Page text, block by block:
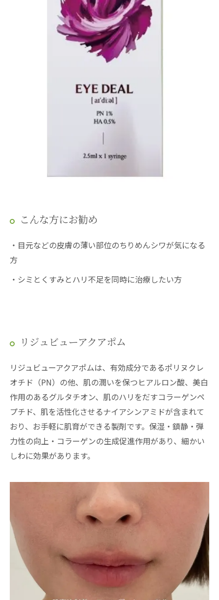
こんな方にお勧め
・目元などの皮膚の薄い部位のちりめんシワが気になる
方
・シミとくすみとハリ不足を同時に治療したい方
リジュビューアクアポム
リジュビューアクアポムは、有効成分であるポリヌクレ
オチド（PN）の他、肌の潤いを保つヒアルロン酸、美白
作用のあるグルタチオン、肌のハリをだすコラーゲンペ
プチド、肌を活性化させるナイアシンアミドが含まれて
おり、お手軽に肌育ができる製剤です。保湿・鎮静・弾
力性の向上・コラーゲンの生成促進作用があり、細かい
しわに効果があります。